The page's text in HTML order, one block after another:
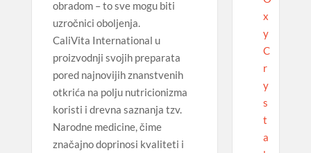
obradom – to sve mogu biti
uzročnici oboljenja.
CaliVita International u
proizvodnji svojih preparata
pored najnovijih znanstvenih
otkrića na polju nutricionizma
koristi i drevna saznanja tzv.
Narodne medicine, čime
značajno doprinosi kvaliteti i
x
y
C
r
y
s
t
a